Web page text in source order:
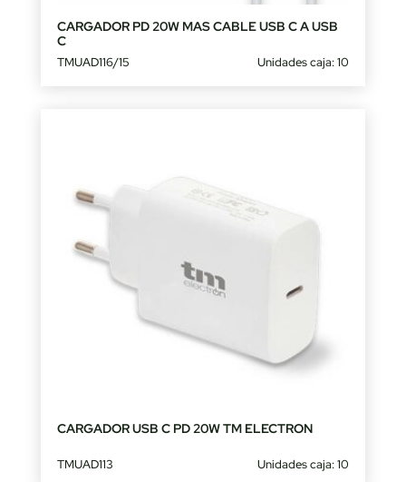
CARGADOR PD 20W MAS CABLE USB C A USB
C
TMUAD116/15 Unidades caja: 10
CARGADOR USB C PD 20W TM ELECTRON
TMUAD113 Unidades caja: 10